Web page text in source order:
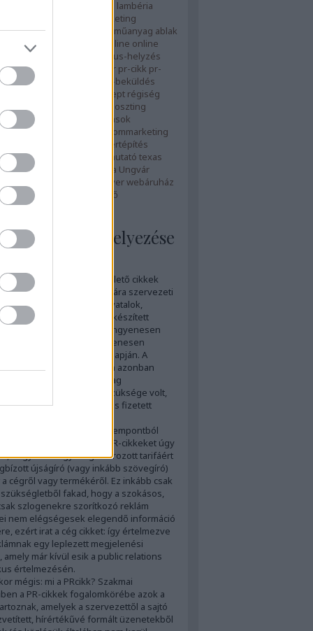
lambéria
marketing
honlap
műanyag ablak
online online
online marketing
organikus-helyzés
parasztbútor póker pr-cikk pr-
PR-cikk elhelyezés
PRcikk-beküldés
recept régiség
szerverhoszting
hosting
szolgáltatások
szövegírás
tartalommarketing
télikertépítés
termék termékbemutató texas
sms küldés ukrajna Ungvár
virtuális szerverwebáruház
zöldmarketing Címkefelhő
írása, elhelyezése
a PR-cikk?
relations
keretében születő cikkek
a nyomtatott sajtó számára szervezeti
(vállalatok, szolgáltatók, hivatalok,
szervezetek, pártok...) készített
amelyeket készítői ingyenesen
a médiának, az pedig ingyenesen
a kölcsönös érdekeltség alapján. A
marketing világában azonban
alakult: a közlésre az anyag
mindig nagyobb szüksége volt,
így a közreadás fizetett
PR-szakmai, újságíró szempontból
hibás értelmezés a PR-cikkeket úgy
hogy azok egy meghatározott tarifáért
újságíró (vagy inkább szövegíró)
cégről vagy termékéről. Ez inkább csak
fakad, hogy a szokásos,
szlogenekre szorítkozó reklám
nem elégségesek elegendő információ
ezért irat a cég cikket: így értelmezve
egy leplezett megjelenési
amely már kívül esik a public relations
értelmezésén.
mégis: mi a PRcikk? Szakmai
a PR-cikkek fogalomkörébe azok a
amelyek a szervezettől a sajtó
hírértékűvé formált üzenetekből